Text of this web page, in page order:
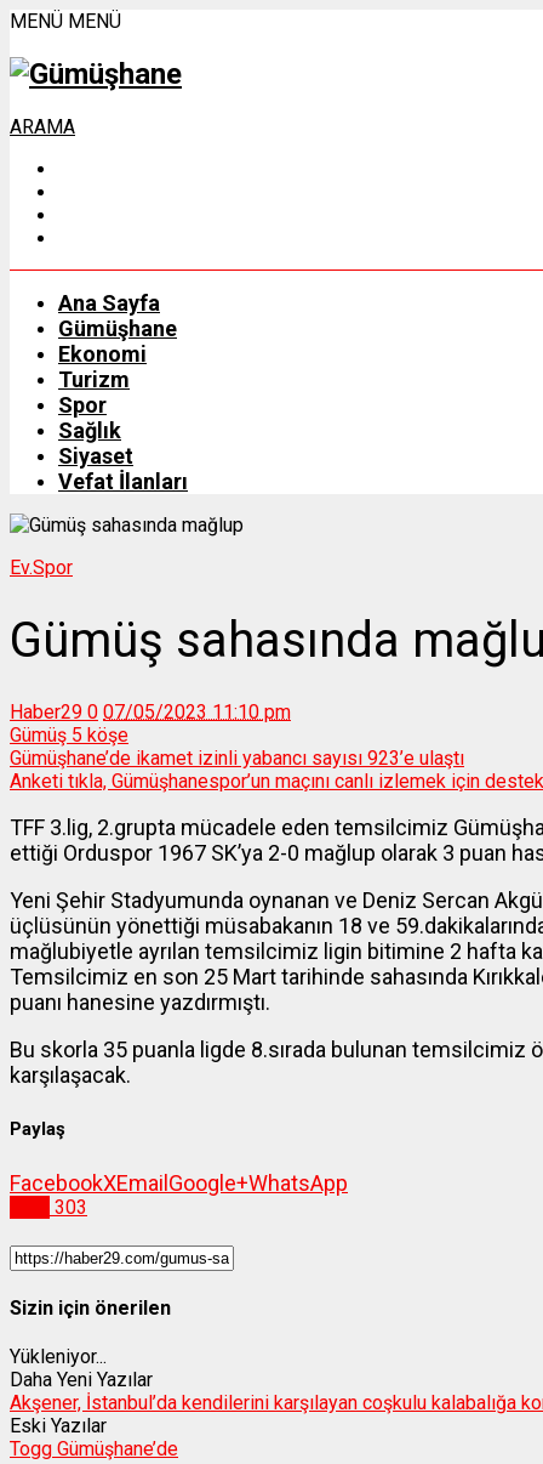
MENÜ MENÜ
ARAMA
Ana Sayfa
Gümüşhane
Ekonomi
Turizm
Spor
Sağlık
Siyaset
Vefat İlanları
Ev.Spor
Gümüş sahasında
Haber29 0 07/05/2023 11:10 pm
Gümüş 5 köşe
Gümüşhane’de ikamet izinli yabancı sayısı 923’e ulaştı
Anketi tıkla, Gümüşhanespor’un maçını canlı izlemek için
TFF 3.lig, 2.grupta mücadele eden temsilcimiz
ettiği Orduspor 1967 SK’ya 2-0 mağlup olarak 3 puan
Yeni Şehir Stadyumunda oynanan ve Deniz Sercan
üçlüsünün yönettiği müsabakanın 18 ve
mağlubiyetle ayrılan temsilcimiz ligin bitimine 2 hafta
Temsilcimiz en son 25 Mart tarihinde sahasında
puanı hanesine yazdırmıştı.
Bu skorla 35 puanla ligde 8.sırada bulunan
karşılaşacak.
Paylaş
FacebookXEmail Google+WhatsApp
303
Sizin için önerilen
Yükleniyor...
Daha Yeni Yazılar
Akşener, İstanbul’da kendilerini karşılayan coşkulu kalabalığa
Eski Yazılar
Togg Gümüşhane’de